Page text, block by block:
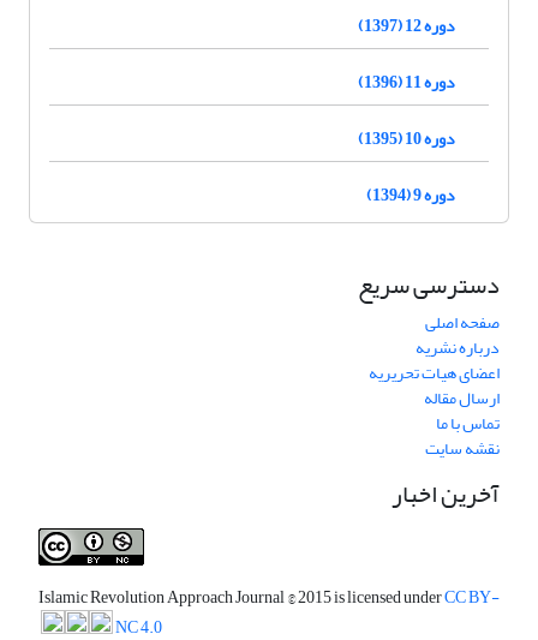
دوره 12 (1397)
دوره 11 (1396)
دوره 10 (1395)
دوره 9 (1394)
دسترسی سریع
صفحه اصلی
درباره نشریه
اعضای هیات تحریریه
ارسال مقاله
تماس با ما
نقشه سایت
آخرین اخبار
Islamic Revolution Approach Journal© 2015 is licensed underCC BY-
NC 4.0